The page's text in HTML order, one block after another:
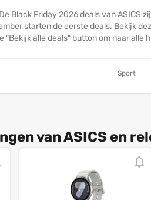
De Black Friday 2026 deals van ASICS
starten de eerste deals. Bekijk
"Bekijk alle deals" button om naar alle
Sport
van ASICS en